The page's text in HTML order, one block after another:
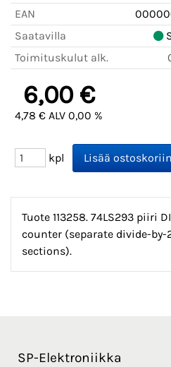
EAN
Saatavilla
Toimituskulut alk.
6,00 €
4,78 € ALV 0,00 %
kpl
Tuote 113258. 74LS293 piiri
counter (separate divide-by-
sections).
SP-Elektroniikka